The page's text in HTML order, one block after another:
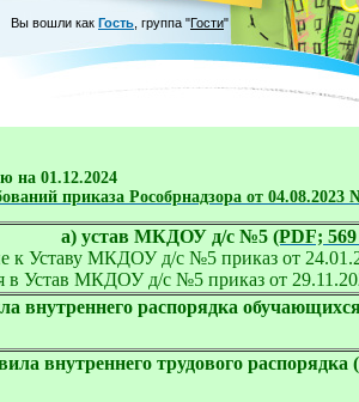
Вы вошли как Гость группа "Гости"
на 01.12.2024
приказа Рособрнадзора от 04.08.2023
а) устав МКДОУ д/с №5 (PDF;
к Уставу МКДОУ д/с №5 приказ от
в Устав МКДОУ д/с №5 приказ от
внутреннего распорядка
внутреннего трудового распорядка